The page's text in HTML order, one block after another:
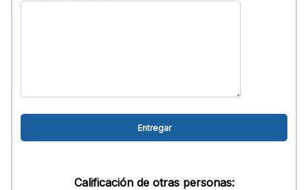
Calificación de otras personas: